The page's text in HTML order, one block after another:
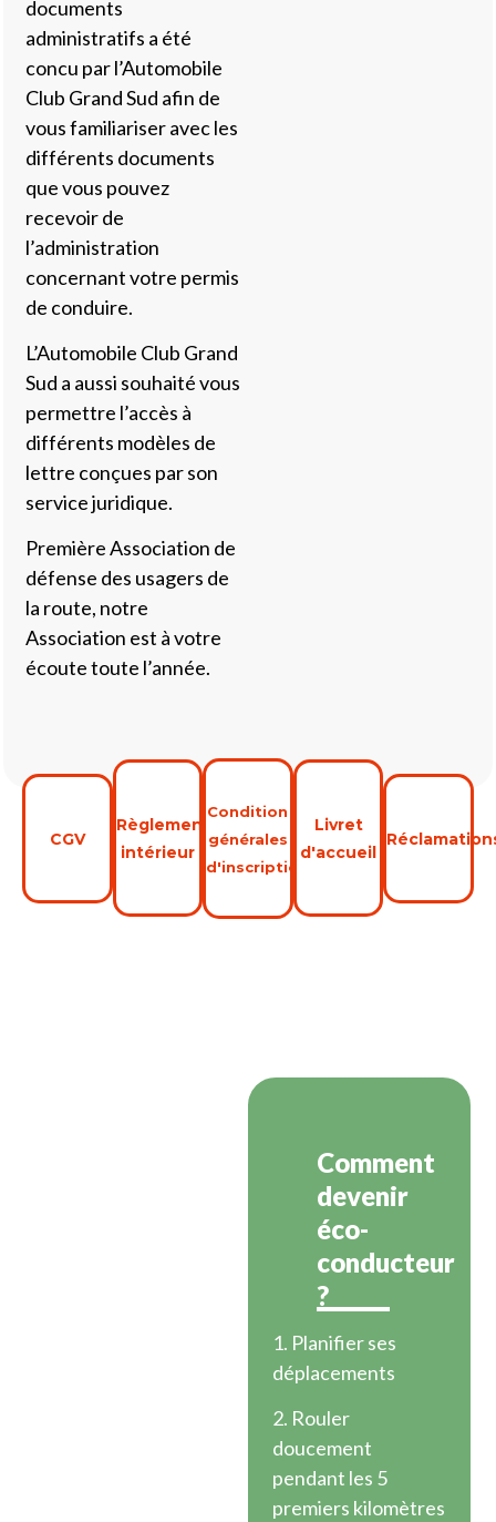
documents
administratifs a été
concu par l’Automobile
Club Grand Sud afin de
vous familiariser avec les
différents documents
que vous pouvez
recevoir de
l’administration
concernant votre permis
de conduire.
L’Automobile Club Grand
Sud a aussi souhaité vous
permettre l’accès à
différents modèles de
lettre conçues par son
service juridique.
Première Association de
défense des usagers de
la route, notre
Association est à votre
écoute toute l’année.
CGV
Règlement
intérieur
Condition
générales
d'inscription
Livret
d'accueil
Comment
devenir
éco-
conducteur
?
1. Planifier ses
déplacements
2. Rouler
doucement
pendant les 5
premiers kilomètres